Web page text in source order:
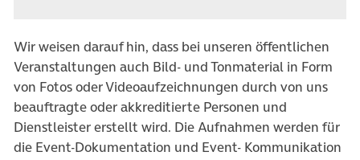
Wir weisen darauf hin, dass bei unseren öffentlichen
Veranstaltungen auch Bild- und Tonmaterial in Form
von Fotos oder Videoaufzeichnungen durch von uns
beauftragte oder akkreditierte Personen und
Dienstleister erstellt wird. Die Aufnahmen werden für
die Event-Dokumentation und Event- Kommunikation